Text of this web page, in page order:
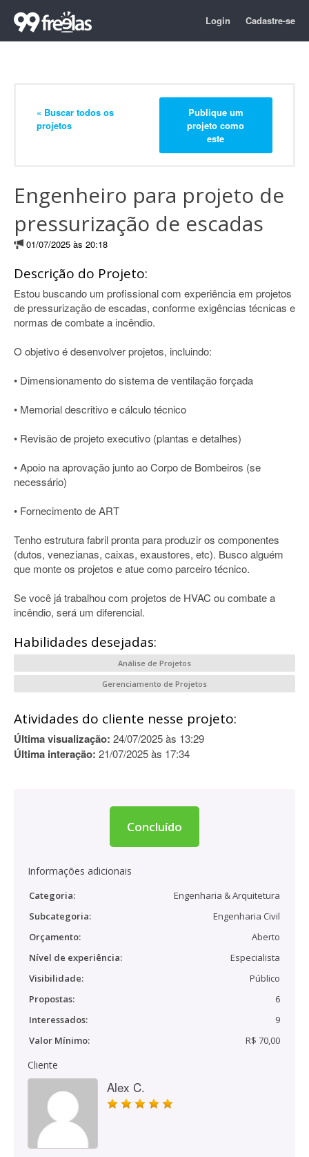
Login Cadastre-se
« Buscar todos os
projetos
Publique um
projeto como
este
Engenheiro para projeto de
pressurização de escadas
01/07/2025 às 20:18
Descrição do Projeto:
Estou buscando um profissional com experiência em projetos
de pressurização de escadas, conforme exigências técnicas e
normas de combate a incêndio.
O objetivo é desenvolver projetos, incluindo:
• Dimensionamento do sistema de ventilação forçada
• Memorial descritivo e cálculo técnico
• Revisão de projeto executivo (plantas e detalhes)
• Apoio na aprovação junto ao Corpo de Bombeiros (se
necessário)
• Fornecimento de ART
Tenho estrutura fabril pronta para produzir os componentes
(dutos, venezianas, caixas, exaustores, etc). Busco alguém
que monte os projetos e atue como parceiro técnico.
Se você já trabalhou com projetos de HVAC ou combate a
incêndio, será um diferencial.
Habilidades desejadas:
Análise de Projetos
Gerenciamento de Projetos
Atividades do cliente nesse projeto:
Última visualização: 24/07/2025 às 13:29
Última interação: 21/07/2025 às 17:34
Concluído
Informações adicionais
Categoria:
Engenharia & Arquitetura
Subcategoria:
Engenharia Civil
Orçamento:
Aberto
Nível de experiência:
Especialista
Visibilidade:
Público
Propostas:
6
Interessados:
9
Valor Mínimo:
R$ 70,00
Cliente
Alex C.